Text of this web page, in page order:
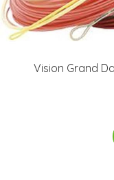
Vision Grand